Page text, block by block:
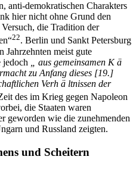
anti-demokratischen Charakters
hier nicht ohne Grund den
die Tradition der
22. Berlin und Sankt Petersburg
Jahrzehnten meist gute
jedoch
„ aus gemeinsamen K ä
zu Anfang dieses [19.]
Verh ä ltnissen der
des im Krieg gegen Napoleon
die Staaten waren
geworden wie die zunehmenden
und Russland zeigten.
und Scheitern